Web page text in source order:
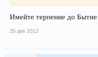
Имейте терпение до Бытие
25 дек 2012